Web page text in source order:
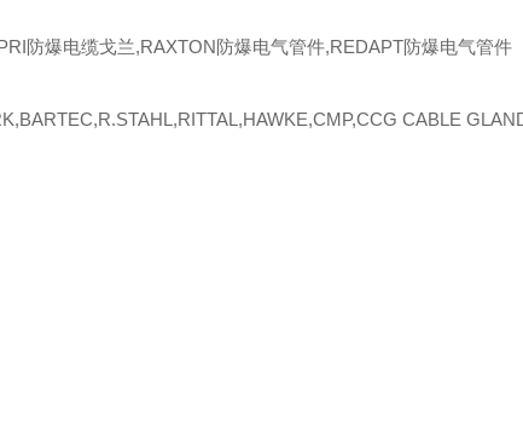
防爆电缆戈兰,RAXTON防爆电气管件,REDAPT防爆电气管件
CABLE